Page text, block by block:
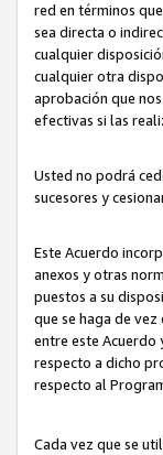
red en términos
sea directa o
cualquier
cualquier otra
aprobación que
efectivas si las
Usted no podrá
sucesores y
Este Acuerdo
anexos y otras
puestos a su
que se haga de
entre este Acuerdo
respecto a dicho
respecto al
Cada vez que se